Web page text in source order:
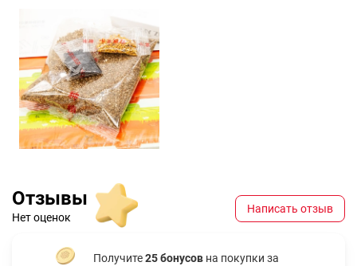
Отзывы
Нет оценок
Написать отзыв
Получите25 бонусов на покупки за